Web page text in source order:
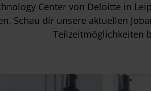
Center von Deloitte in
Schau dir unsere aktuellen
Teilzeitmöglichkeiten